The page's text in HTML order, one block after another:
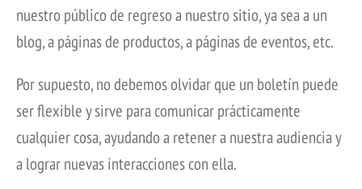
nuestro público de regreso a nuestro sitio, ya sea a un
blog, a páginas de productos, a páginas de eventos, etc.
Por supuesto, no debemos olvidar que un boletín puede
ser flexible y sirve para comunicar prácticamente
cualquier cosa, ayudando a retener a nuestra audiencia y
a lograr nuevas interacciones con ella.